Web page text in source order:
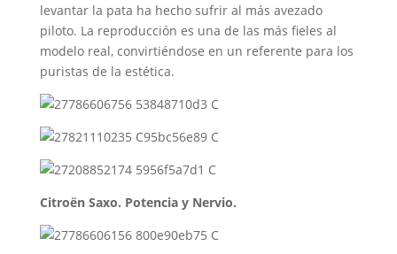
levantar la pata ha hecho sufrir al más avezado
piloto. La reproducción es una de las más fieles al
modelo real, convirtiéndose en un referente para los
puristas de la estética.
Citroën Saxo. Potencia y Nervio.